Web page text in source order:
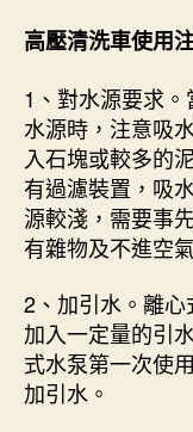
高壓清洗車使用
1、對水源要求
水源時，注意吸
入石塊或較多的
有過濾裝置，吸
源較淺，需要事
有雜物及不進空
2、加引水。離
加入一定量的引
式水泵第一次使
加引水。